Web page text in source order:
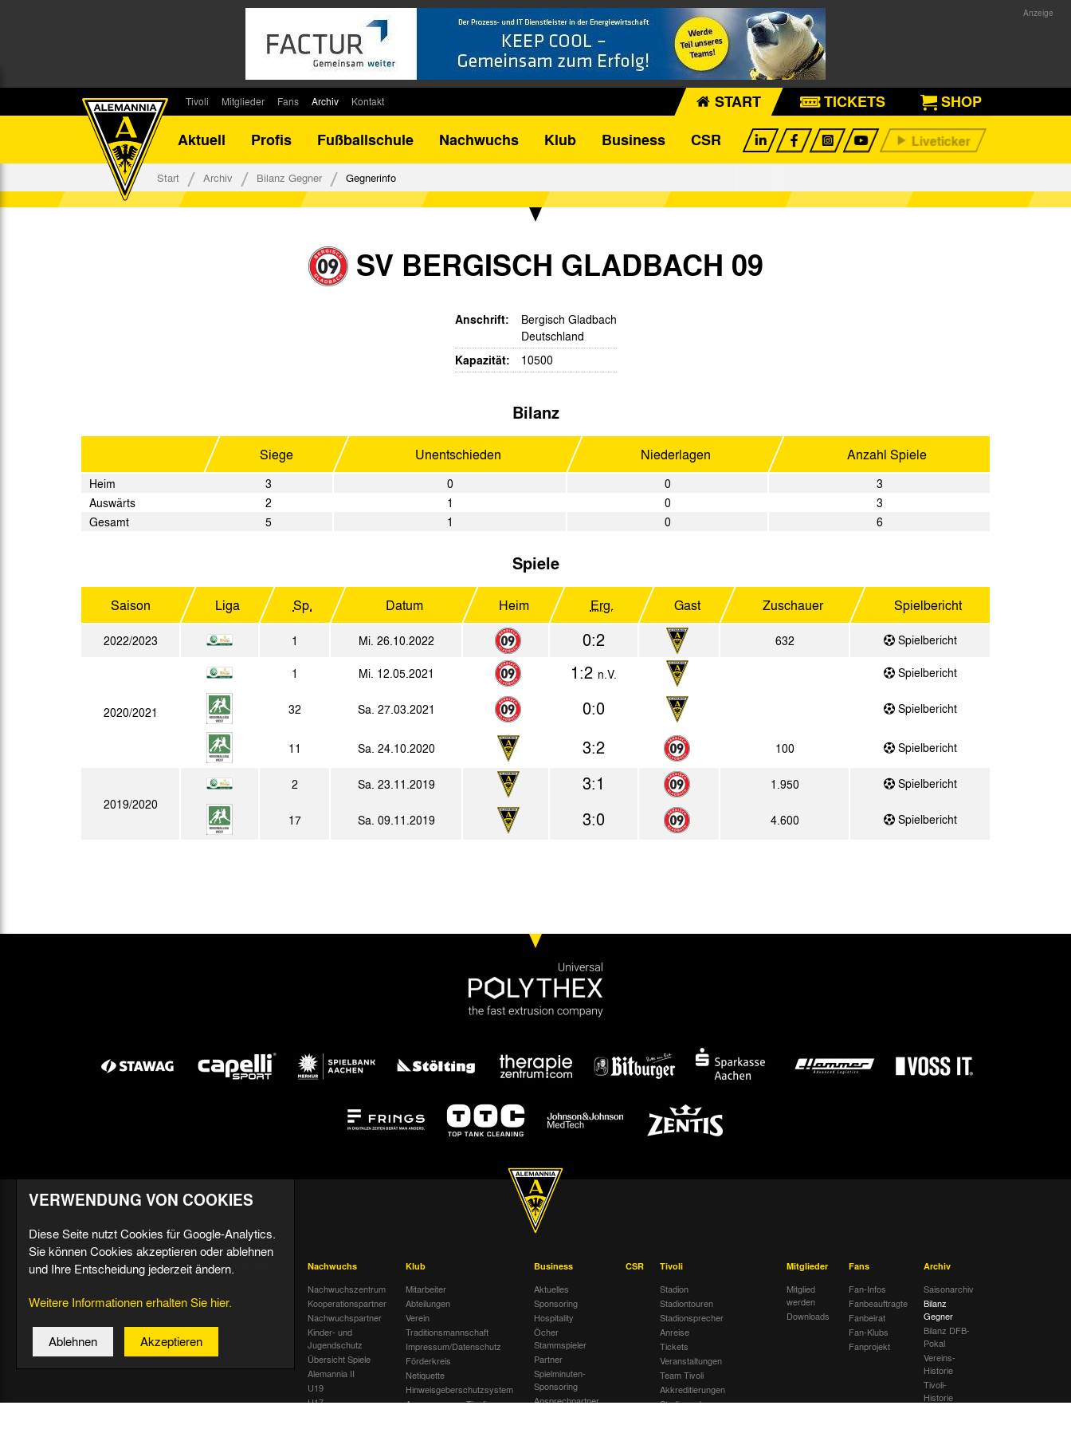
Tivoli
Stadionsprecher
Mitglieder
Kontakt
Fans
Fanbeirat
Fan-Klubs
Archiv
Bilanz DFB-Pokal
Ahnentafel
Kontakt START TICKETS
SHOP
Aktuell
Profis Fußballschule Nachwuchs Klub Business CSR
Start Archiv Bilanz Gegner Gegnerinfo
SV BERGISCH GLADBACH 09
Anschrift:
Bergisch Gladbach
Deutschland
Kapazität: 10500
Bilanz
Siege Unentschieden Niederlagen Anzahl Spiele
Heim 3 0 0
3
Auswärts
2 1 0
3
Gesamt
5 1 0 6
Spiele
Saison Liga Sp. Datum Heim Erg. Gast Zuschauer Spielbericht
2022/2023 1 Mi. 26.10.2022 0:2 632 Spielbericht
2020/2021
1 Mi. 12.05.2021 1:2 n.V. Spielbericht
32 Sa. 27.03.2021 0:0 Spielbericht
11 Sa. 24.10.2020 3:2 100 Spielbericht
2019/2020
2 Sa. 23.11.2019 3:1 1.950 Spielbericht
17 Sa. 09.11.2019 3:0 4.600 Spielbericht
Aktuell
Termine
Deal
Radiostream
Profis
Trainer
Statistik
Trainingsplan
Geburtstage
Nachwuchs
Nachwuchszentrum
Kooperationspartner
Nachwuchspartner
Kinder- und
Jugendschutz
Übersicht Spiele
Alemannia II
U19
U17
Klub
Mitarbeiter
Abteilungen
Verein
Traditionsmannschaft
Impressum/Datenschutz
Förderkreis
Netiquette
Hinweisgeberschutzsystem
Awareness am Tivoli
Business
Aktuelles
Sponsoring
Hospitality
Öcher
Stammspieler
Partner
Spielminuten-
Sponsoring
Ansprechpartner
CSR
Tivoli
Stadion
Stadiontouren
Stadionsprecher
Anreise
Tickets
Veranstaltungen
Team Tivoli
Akkreditierungen
Stadionordnung
Mitglieder
Mitglied
werden
Downloads
Fans
Fan-Infos
Fanbeauftragte
Fanbeirat
Fan-Klubs
Fanprojekt
Archiv
Saisonarchiv
Bilanz
Gegner
Bilanz DFB-
Pokal
Vereins-
Historie
Tivoli-
Historie
VERWENDUNG VON COOKIES
Diese Seite nutzt Cookies für Google-Analytics.
Sie können Cookies akzeptieren oder ablehnen
und Ihre Entscheidung jederzeit ändern.
Weitere Informationen erhalten Sie hier.
Ablehnen Akzeptieren